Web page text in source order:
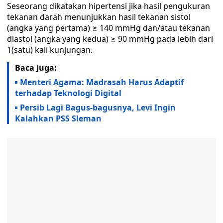
Seseorang dikatakan hipertensi jika hasil pengukuran
tekanan darah menunjukkan hasil tekanan sistol
(angka yang pertama) ≥ 140 mmHg dan/atau tekanan
diastol (angka yang kedua) ≥ 90 mmHg pada lebih dari
1(satu) kali kunjungan.
Baca Juga:
Menteri Agama: Madrasah Harus Adaptif
terhadap Teknologi Digital
Persib Lagi Bagus-bagusnya, Levi Ingin
Kalahkan PSS Sleman